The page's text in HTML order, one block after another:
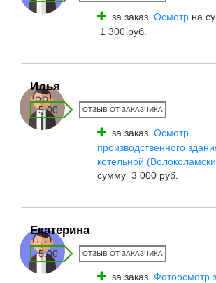
за заказ Осмотр на
1 300 руб.
Илья
5.00 ОТЗЫВ ОТ ЗАКАЗЧИКА
за заказ Осмотр
производственного
котельной
сумму 3 000 руб.
Екатерина
5.00 ОТЗЫВ ОТ ЗАКАЗЧИКА
за заказ Фотоосмотр